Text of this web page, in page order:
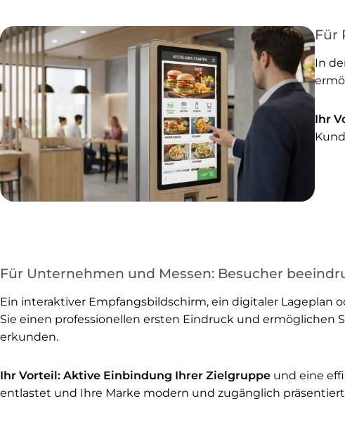
Für
In
Ihr
Für Unternehmen und Messen: Besucher
Ein interaktiver Empfangsbildschirm, ein digitaler Lageplan
Sie einen professionellen ersten Eindruck und ermöglichen
erkunden.
Ihr Vorteil: Aktive Einbindung Ihrer Zielgruppe und eine
entlastet und Ihre Marke modern und zugänglich